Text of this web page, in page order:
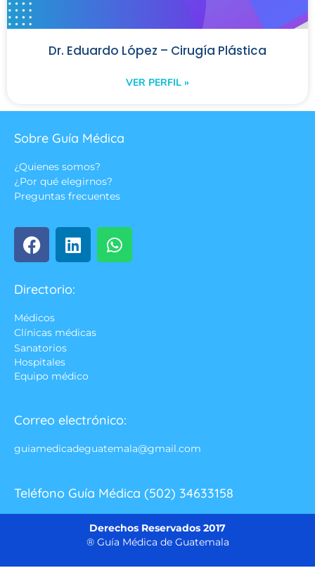
Dr. Eduardo López – Cirugía Plástica
VER PERFIL »
Sobre Guía Médica
¿Quienes somos?
¿Por qué elegirnos?
Preguntas frecuentes
Directorio:
Médicos
Clínicas médicas
Sanatorios
Hospitales
Equipo médico
Correo electrónico:
guiamedicadeguatemala@gmail.com
Teléfono Guía Médica (502) 34633158
Derechos Reservados 2017
® Guía Médica de Guatemala